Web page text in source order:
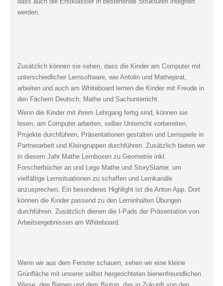
werden.
Zusätzlich können sie sehen, dass die Kinder am Computer mit
unterschiedlicher Lernsoftware, wie Antolin und Mathepirat,
arbeiten und auch am Whiteboard lernen die Kinder mit Freude in
den Fächern Deutsch, Mathe und Sachunterricht.
Wenn die Kinder mit ihrem Lehrgang fertig sind, können sie
lesen, am Computer arbeiten, selber Unterricht vorbereiten,
Projekte durchführen, Präsentationen gestalten und Lernspiele in
Partnerarbeit und Kleingruppen durchführen. Zusätzlich bieten wir
in diesem Jahr Mathe Lernboxen zu Geometrie inkl.
Forscherbücher an und Lego Mathe und StoryStarter, um
vielfältige Lernsituationen zu schaffen und Lernkanäle
anzusprechen. Ein besonderes Highlight ist die Anton App. Dort
können die Kinder passend zu den Lerninhalten Übungen
durchführen. Zusätzlich dienen die I-Pads der Präsentation von
Arbeitsergebnissen am Whiteboard.
Wenn wir aus dem Fenster schauen, sehen wir eine kleine
Grünfläche mit unserer selbst hergerichteten bienenfreundlichen